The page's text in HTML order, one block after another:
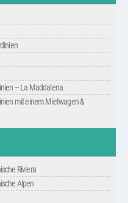
– La Maddalena
mit einem Mietwagen &
Riviera
Alpen